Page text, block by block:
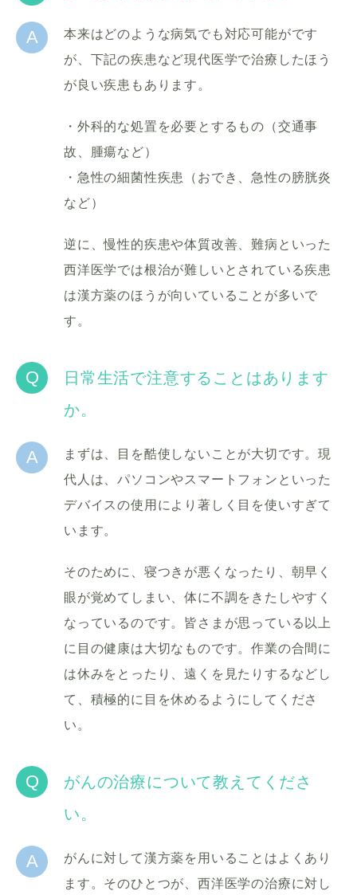
A
本来はどのような病気でも対応可能がです
が、下記の疾患など現代医学で治療したほう
が良い疾患もあります。
・外科的な処置を必要とするもの（交通事
故、腫瘍など）
・急性の細菌性疾患（おでき、急性の膀胱炎
など）
逆に、慢性的疾患や体質改善、難病といった
西洋医学では根治が難しいとされている疾患
は漢方薬のほうが向いていることが多いで
す。
Q
日常生活で注意することはあります
か。
A
まずは、目を酷使しないことが大切です。現
代人は、パソコンやスマートフォンといった
デバイスの使用により著しく目を使いすぎて
います。
そのために、寝つきが悪くなったり、朝早く
眼が覚めてしまい、体に不調をきたしやすく
なっているのです。皆さまが思っている以上
に目の健康は大切なものです。作業の合間に
は休みをとったり、遠くを見たりするなどし
て、積極的に目を休めるようにしてくださ
い。
Q
がんの治療について教えてくださ
い。
A
がんに対して漢方薬を用いることはよくあり
ます。そのひとつが、西洋医学の治療に対し